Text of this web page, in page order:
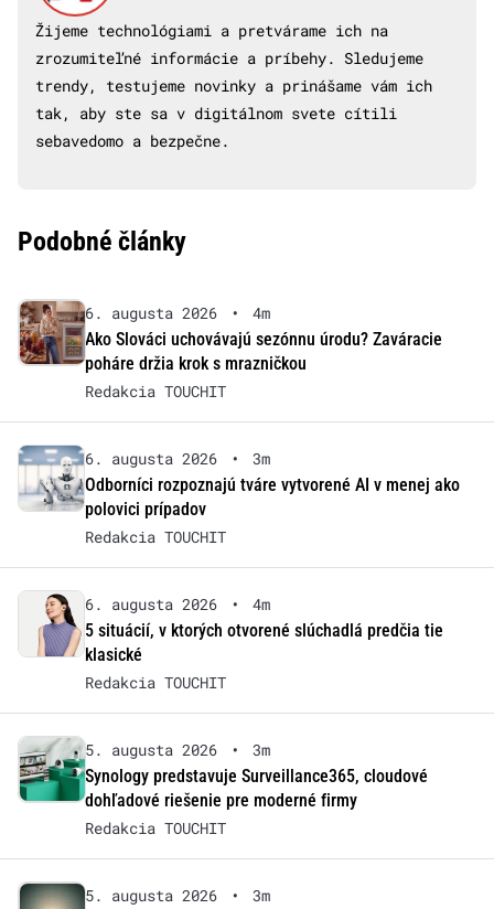
Žijeme technológiami a pretvárame ich na
zrozumiteľné informácie a príbehy. Sledujeme
trendy, testujeme novinky a prinášame vám ich
tak, aby ste sa v digitálnom svete cítili
sebavedomo a bezpečne.
Podobné články
6. augusta 2026 •
4m
Ako Slováci uchovávajú sezónnu úrodu? Zaváracie
poháre držia krok s mrazničkou
Redakcia TOUCHIT
6. augusta 2026 •
3m
Odborníci rozpoznajú tváre vytvorené AI v menej ako
polovici prípadov
Redakcia TOUCHIT
6. augusta 2026 •
4m
5 situácií, v ktorých otvorené slúchadlá predčia tie
klasické
Redakcia TOUCHIT
5. augusta 2026 •
3m
Synology predstavuje Surveillance365, cloudové
dohľadové riešenie pre moderné firmy
Redakcia TOUCHIT
5. augusta 2026 •
3m